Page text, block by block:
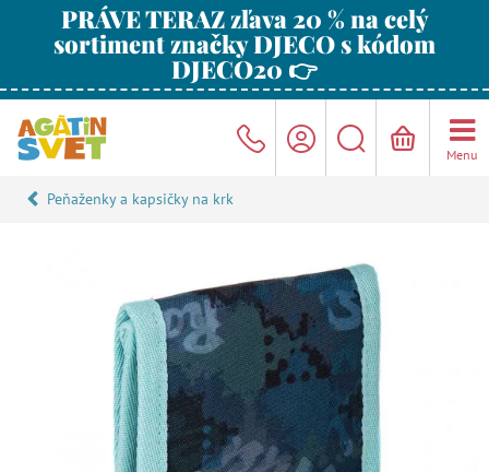
PRÁVE TERAZ zľava 20 % na celý
sortiment značky DJECO s kódom
DJECO20 👉
Menu
Peňaženky a kapsičky na krk